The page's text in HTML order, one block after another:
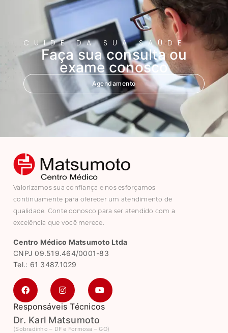
CUIDE DA SUA SAÚDE
Faça sua consulta ou
exame conosco
Agendamento
Valorizamos sua confiança e nos esforçamos
continuamente para oferecer um atendimento de
qualidade. Conte conosco para ser atendido com a
excelência que você merece.
Centro Médico Matsumoto Ltda
CNPJ 09.519.464/0001-83
Tel.: 61 3487.1029
Responsáveis Técnicos
Dr. Karl Matsumoto
(Sobradinho – DF e Formosa – GO)